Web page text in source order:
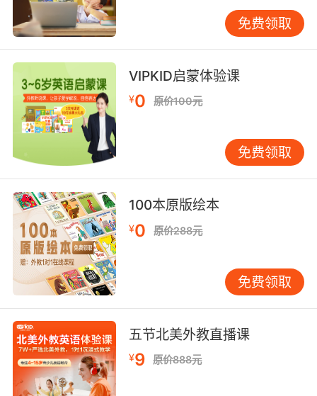
免费领取
VIPKID启蒙体验课
¥0 原价100元
免费领取
100本原版绘本
¥0 原价288元
免费领取
五节北美外教直播课
¥9 原价888元